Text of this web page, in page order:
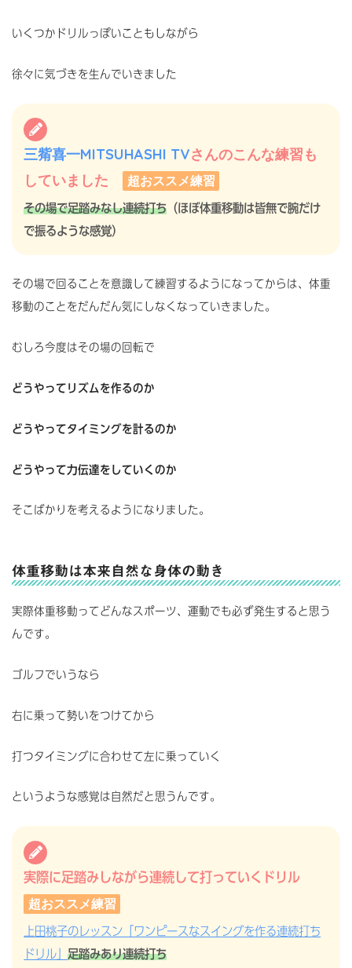
いくつかドリルっぽいこともしながら
徐々に気づきを生んでいきました
三觜喜一MITSUHASHI TVさんのこんな練習も
していました
超おススメ練習
その場で足踏みなし連続打ち （ほぼ体重移動は皆無で腕だけ
で振るような感覚）
その場で回ることを意識して練習するようになってからは、体重
移動のことをだんだん気にしなくなっていきました。
むしろ今度はその場の回転で
どうやってリズムを作るのか
どうやってタイミングを計るのか
どうやって力伝達をしていくのか
そこばかりを考えるようになりました。
体重移動は本来自然な身体の動き
実際体重移動ってどんなスポーツ、運動でも必ず発生すると思う
んです。
ゴルフでいうなら
右に乗って勢いをつけてから
打つタイミングに合わせて左に乗っていく
というような感覚は自然だと思うんです。
実際に足踏みしながら連続して打っていくドリル
超おススメ練習
上田桃子のレッスン「ワンピースなスイングを作る連続打ち
ドリル」足踏みあり連続打ち